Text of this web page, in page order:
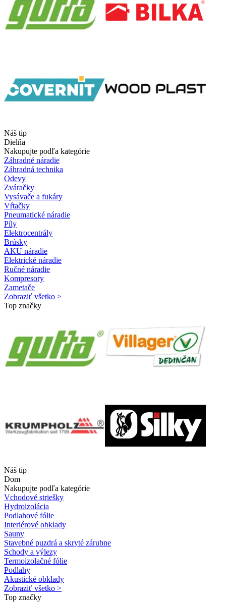
Náš tip
Dielňa
Nakupujte podľa kategórie
Záhradné náradie
Záhradná technika
Odevy
Zváračky
Vysávače a fukáry
Vŕtačky
Pneumatické náradie
Píly
Elektrocentrály
Brúsky
AKU náradie
Elektrické náradie
Ručné náradie
Kompresory
Zametače
Zobraziť všetko >
Top značky
Náš tip
Dom
Nakupujte podľa kategórie
Vchodové striešky
Hydroizolácia
Podlahové fólie
Interiérové obklady
Sauny
Stavebné puzdrá a skryté zárubne
Schody a výlezy
Termoizolačné fólie
Podlahy
Akustické obklady
Zobraziť všetko >
Top značky